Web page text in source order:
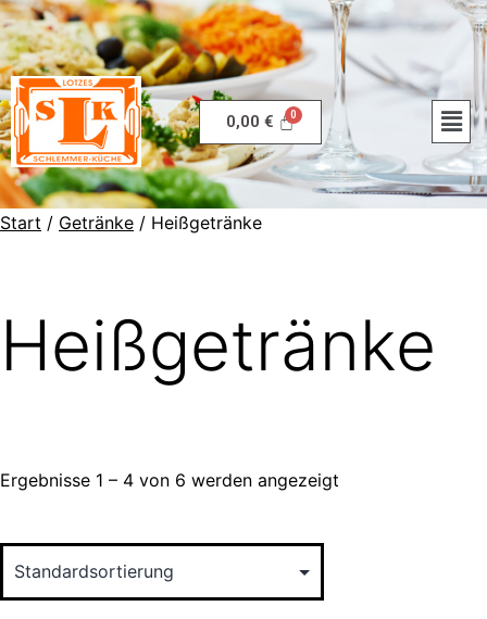
0,00 €
Start / Getränke / Heißgetränke
Heißgetränke
Ergebnisse 1 – 4 von 6 werden angezeigt